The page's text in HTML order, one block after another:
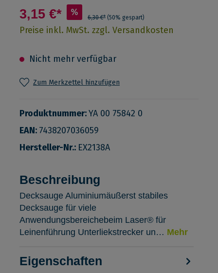
3,15 €* % 6,30 €* (50% gespart)
Preise inkl. MwSt. zzgl. Versandkosten
Nicht mehr verfügbar
Zum Merkzettel hinzufügen
Produktnummer:YA 00 75842 0
EAN: 7438207036059
Hersteller-Nr.: EX2138A
Beschreibung
Decksauge Aluminiumäußerst stabiles
Decksauge für viele
Anwendungsbereichebeim Laser® für
Leinenführung Unterliekstrecker un… Mehr
Eigenschaften